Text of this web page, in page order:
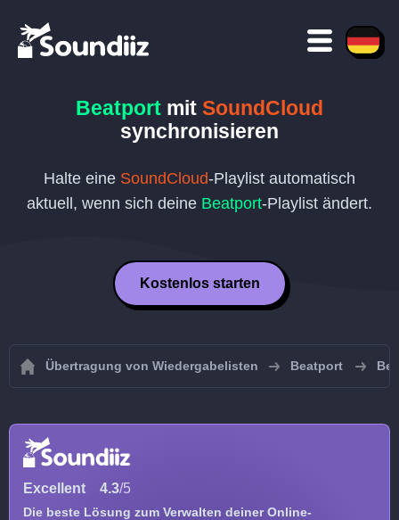
Beatport mit SoundCloud
synchronisieren
Halte eine SoundCloud-Playlist automatisch
aktuell, wenn sich deine Beatport-Playlist ändert.
Kostenlos starten
Übertragung von Wiedergabelisten Beatport
Excellent 4.3/5
Die beste Lösung zum Verwalten deiner Online-